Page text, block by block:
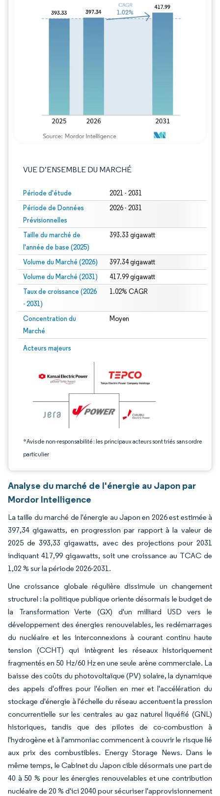
VUE D’ENSEMBLE DU MARCHÉ
Période d'étude 2021 - 2031
Période de Données
Prévisionnelles
2026 - 2031
Taille du marché de
l'année de base (2025)
393.33 gigawatt
Volume du Marché (2026) 397.34 gigawatt
Volume du Marché (2031) 417.99 gigawatt
Taux de croissance (2026
- 2031)
1.02% CAGR
Concentration du
Marché
Moyen
Acteurs majeurs
*Avis de non-responsabilité : les principaux acteurs sont triés sans ordre
particulier
Image © Mordor Intelligence. La réutilisation nécessite une attribution sous CC
Analyse du marché de l'énergie au Japon par
Mordor Intelligence
La taille du marché de l'énergie au Japon en 2026 est estimée à
397,34 gigawatts, en progression par rapport à la valeur de
2025 de 393,33 gigawatts, avec des projections pour 2031
indiquant 417,99 gigawatts, soit une croissance au TCAC de
1,02 % sur la période 2026-2031.
Une croissance globale régulière dissimule un changement
structurel : la politique publique oriente désormais le budget de
la Transformation Verte (GX) d'un milliard USD vers le
développement des énergies renouvelables, les redémarrages
du nucléaire et les interconnexions à courant continu haute
tension (CCHT) qui intègrent les réseaux historiquement
fragmentés en 50 Hz/60 Hz en une seule arène commerciale. La
baisse des coûts du photovoltaïque (PV) solaire, la dynamique
des appels d'offres pour l'éolien en mer et l'accélération du
stockage d'énergie à l'échelle du réseau accentuent la pression
concurrentielle sur les centrales au gaz naturel liquéfié (GNL)
historiques, tandis que des pilotes de co-combustion à
l'hydrogène et à l'ammoniac commencent à couvrir le risque lié
aux prix des combustibles. Energy Storage News. Dans le
même temps, le Cabinet du Japon cible désormais une part de
40 à 50 % pour les énergies renouvelables et une contribution
nucléaire de 20 % d'ici 2040 pour sécuriser l'approvisionnement